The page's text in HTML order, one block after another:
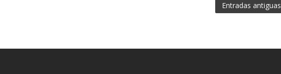
Entradas antiguas